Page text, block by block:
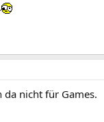
da nicht für Games.